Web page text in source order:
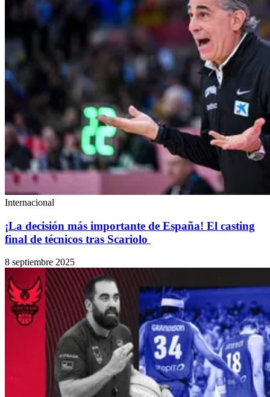
Internacional
¡La decisión más importante de España! El casting
final de técnicos tras Scariolo
8 septiembre 2025